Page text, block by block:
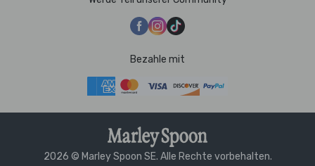
Bezahle mit
2026 © Marley Spoon SE. Alle Rechte vorbehalten.